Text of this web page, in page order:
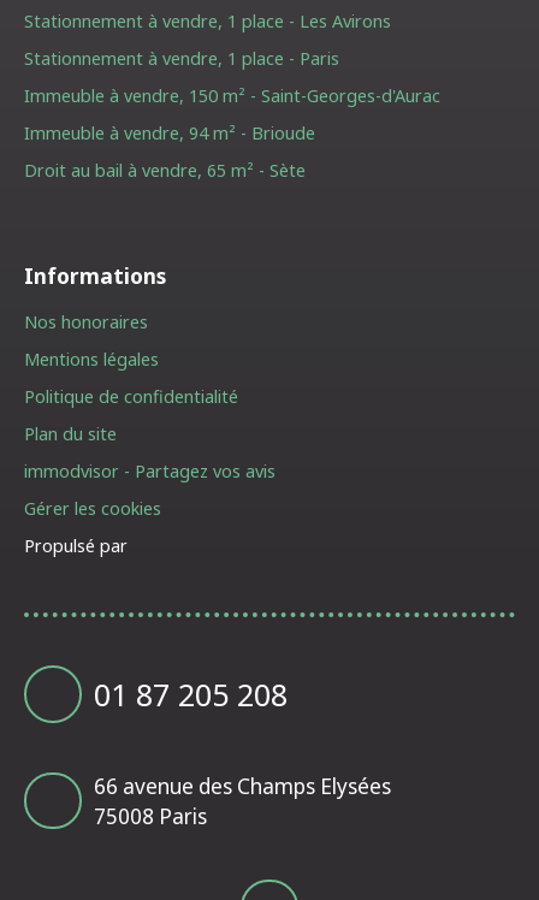
Stationnement à vendre, 1 place - Les Avirons
Stationnement à vendre, 1 place - Paris
Immeuble à vendre, 150 m² - Saint-Georges-d'Aurac
Immeuble à vendre, 94 m² - Brioude
Droit au bail à vendre, 65 m² - Sète
Informations
Nos honoraires
Mentions légales
Politique de confidentialité
Plan du site
immodvisor - Partagez vos avis
Gérer les cookies
Propulsé par
01 87 205 208
66 avenue des Champs Elysées
75008 Paris